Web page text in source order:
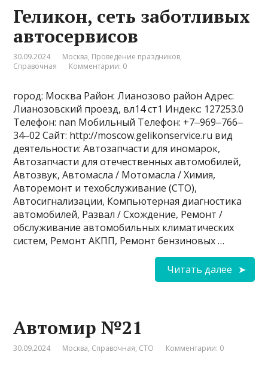
Геликон, сеть заботливых
автосервисов
30.09.2024 Москва, Проведение праздников,
Справочная
Комментарии: 0
город: Москва Район: Лианозово район Адрес:
Лианозовский проезд, вл14 ст1 Индекс: 127253.0
Телефон: nan Мобильный Телефон: +7‒969‒766‒
34‒02 Сайт: http://moscow.gelikonservice.ru вид
деятельности: Автозапчасти для иномарок,
Автозапчасти для отечественных автомобилей,
Автозвук, Автомасла / Мотомасла / Химия,
Авторемонт и техобслуживание (СТО),
Автосигнализации, Компьютерная диагностика
автомобилей, Развал / Схождение, Ремонт /
обслуживание автомобильных климатических
систем, Ремонт АКПП, Ремонт бензиновых …
Читать далее
Автомир №21
30.09.2024 Москва, Справочная, СТО Комментарии: 0